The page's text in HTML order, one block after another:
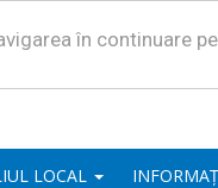
în continuare
LOCAL